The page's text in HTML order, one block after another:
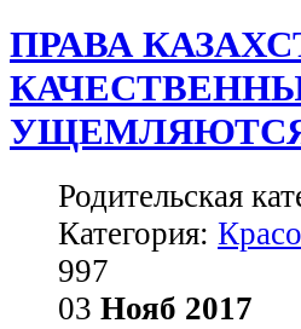
ПРАВА
Родительская
Категория:
997
03 Нояб 2017